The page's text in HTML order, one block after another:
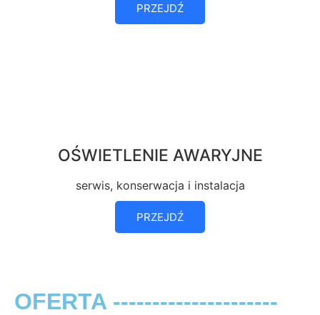
PRZEJDŹ
OŚWIETLENIE AWARYJNE
serwis, konserwacja i instalacja
PRZEJDŹ
OFERTA ---------------------